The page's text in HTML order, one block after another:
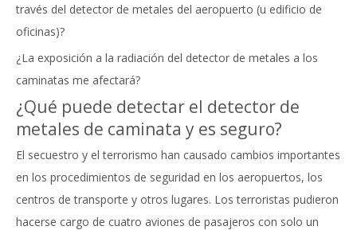
través del detector de metales del aeropuerto (u edificio de
oficinas)?
¿La exposición a la radiación del detector de metales a los
caminatas me afectará?
¿Qué puede detectar el detector de
metales de caminata y es seguro?
El secuestro y el terrorismo han causado cambios importantes
en los procedimientos de seguridad en los aeropuertos, los
centros de transporte y otros lugares. Los terroristas pudieron
hacerse cargo de cuatro aviones de pasajeros con solo un